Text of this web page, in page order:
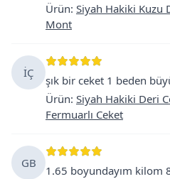
Ürün: Siyah Hakiki Kuzu
Mont
İÇ
şık bir ceket 1 beden
Ürün: Siyah Hakiki Deri
Fermuarlı Ceket
GB
1.65 boyundayım kilom